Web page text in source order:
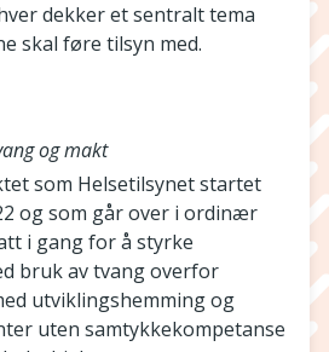
dekker et sentralt tema
skal føre tilsyn med.
og makt
som Helsetilsynet startet
og som går over i ordinær
i gang for å styrke
bruk av tvang overfor
utviklingshemming og
uten samtykkekompetanse